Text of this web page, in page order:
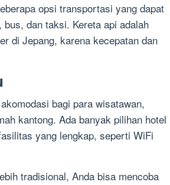
opsi transportasi yang dapat
dan taksi. Kereta api adalah
di Jepang, karena kecepatan dan
bagi para wisatawan,
kantong. Ada banyak pilihan hotel
yang lengkap, seperti WiFi
tradisional, Anda bisa mencoba